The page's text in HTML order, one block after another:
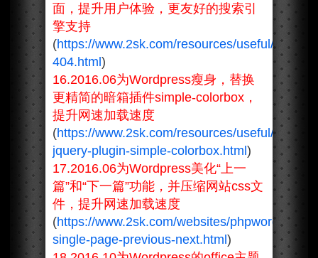
面，提升用户体验，更友好的搜索引
擎支持
(https://www.2sk.com/resources/useful/
404.html )
16.2016.06为Wordpress瘦身，替换
更精简的暗箱插件simple-colorbox，
提升网速加载速度
(https://www.2sk.com/resources/useful/
jquery-plugin-simple-colorbox.html )
17.2016.06为Wordpress美化“上一
篇”和“下一篇”功能，并压缩网站css文
件，提升网速加载速度
(https://www.2sk.com/websites/phpwordpress/
single-page-previous-next.html )